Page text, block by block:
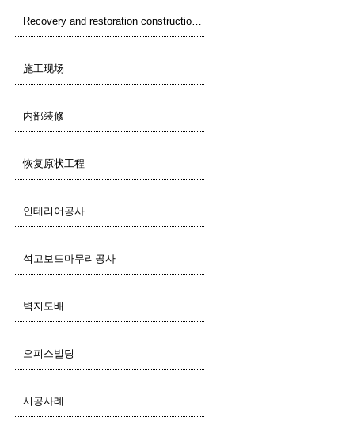
Recovery and restoration construction work
施工现场
内部装修
恢复原状工程
인테리어공사
석고보드마무리공사
벽지도배
오피스빌딩
시공사례